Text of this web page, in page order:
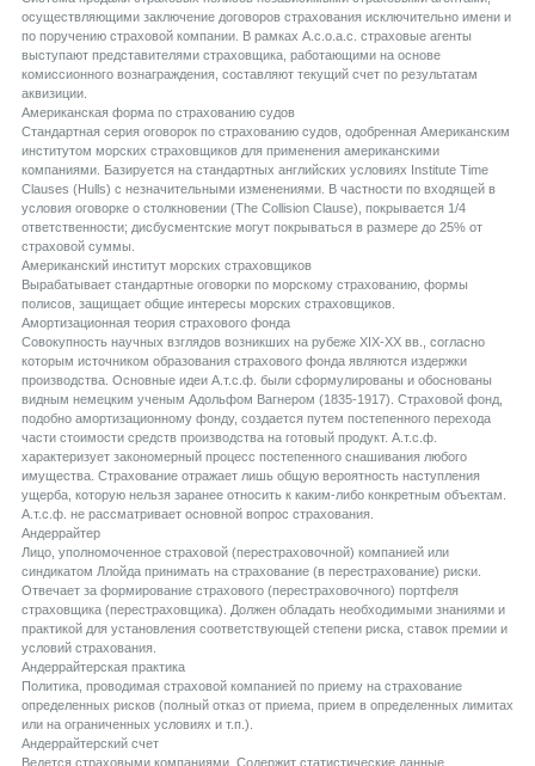
осуществляющими заключение договоров страхования исключительно имени и
по поручению страховой компании. В рамках А.c.o.a.c. страховые агенты
выступают представителями страховщика, работающими на основе
комиссионного вознаграждения, составляют текущий счет по результатам
аквизиции.
Aмериканская форма по страхованию судов
Стандартная серия оговорок по страхованию судов, одобренная Американским
институтом морских страховщиков для применения американскими
компаниями. Базируется на стандартных английских условиях Institute Time
Clauses (Hulls) с незначительными изменениями. В частности по входящей в
условия оговорке о столкновении (The Collision Clause), покрывается 1/4
ответственности; дисбусментские могут покрываться в размере до 25% от
страховой суммы.
Aмериканский институт морских страховщиков
Вырабатывает стандартные оговорки по морскому страхованию, формы
полисов, защищает общие интересы морских страховщиков.
Aмортизационная теория страхового фонда
Совокупность научных взглядов возникших на рубеже XIX-XX вв., согласно
которым источником образования страхового фонда являются издержки
производства. Основные идеи А.т.с.ф. были сформулированы и обоснованы
видным немецким ученым Адольфом Вагнером (1835-1917). Страховой фонд,
подобно амортизационному фонду, создается путем постепенного перехода
части стоимости средств производства на готовый продукт. А.т.с.ф.
характеризует закономерный процесс постепенного снашивания любого
имущества. Страхование отражает лишь общую вероятность наступления
ущерба, которую нельзя заранее относить к каким-либо конкретным объектам.
А.т.с.ф. не рассматривает основной вопрос страхования.
Aндеррайтер
Лицо, уполномоченное страховой (перестраховочной) компанией или
синдикатом Ллойда принимать на страхование (в перестрахование) риски.
Отвечает за формирование страхового (перестраховочного) портфеля
страховщика (перестраховщика). Должен обладать необходимыми знаниями и
практикой для установления соответствующей степени риска, ставок премии и
условий страхования.
Aндеррайтерская практика
Политика, проводимая страховой компанией по приему на страхование
определенных рисков (полный отказ от приема, прием в определенных лимитах
или на ограниченных условиях и т.п.).
Aндеррайтерский счет
Ведется страховыми компаниями. Содержит статистические данные,